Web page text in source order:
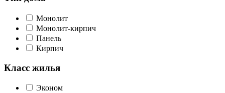
Монолит
Монолит-кирпич
Панель
Кирпич
Класс жилья
Эконом